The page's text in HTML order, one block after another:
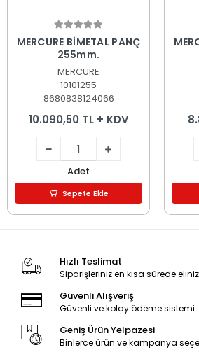
Sepete Ekle
MERCURE BİMETAL PANÇ
255mm.
MERCURE
10101255
8680838124066
10.090,50 TL + KDV
Adet
Sepete Ekle
Hızlı Teslimat
Siparişleriniz en kısa sürede
Güvenli Alışveriş
Güvenli ve kolay ödeme sistemi
Geniş Ürün Yelpazesi
Binlerce ürün ve kampanya